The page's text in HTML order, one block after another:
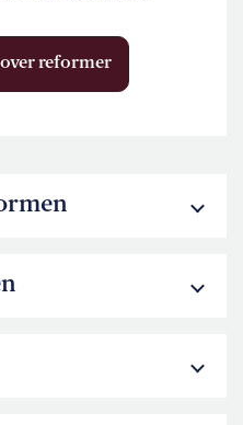
reformer